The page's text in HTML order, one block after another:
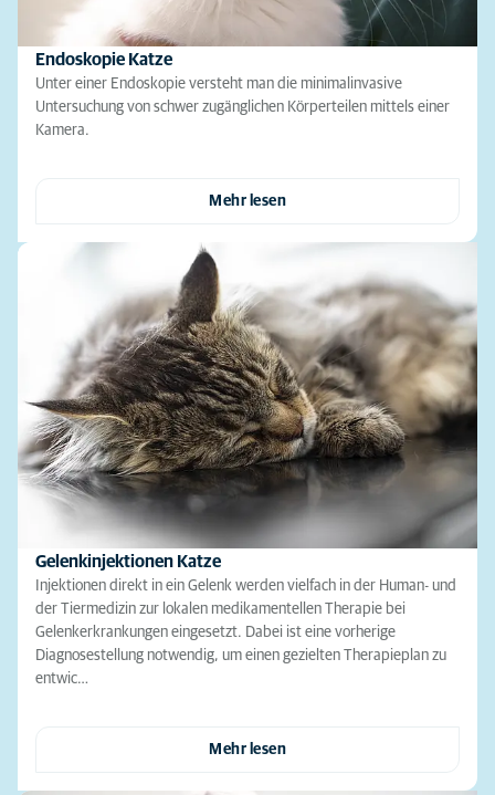
Endoskopie Katze
Unter einer Endoskopie versteht man die minimalinvasive
Untersuchung von schwer zugänglichen Körperteilen mittels einer
Kamera.
Mehr lesen
Gelenkinjektionen Katze
Injektionen direkt in ein Gelenk werden vielfach in der Human- und
der Tiermedizin zur lokalen medikamentellen Therapie bei
Gelenkerkrankungen eingesetzt. Dabei ist eine vorherige
Diagnosestellung notwendig, um einen gezielten Therapieplan zu
entwic…
Mehr lesen